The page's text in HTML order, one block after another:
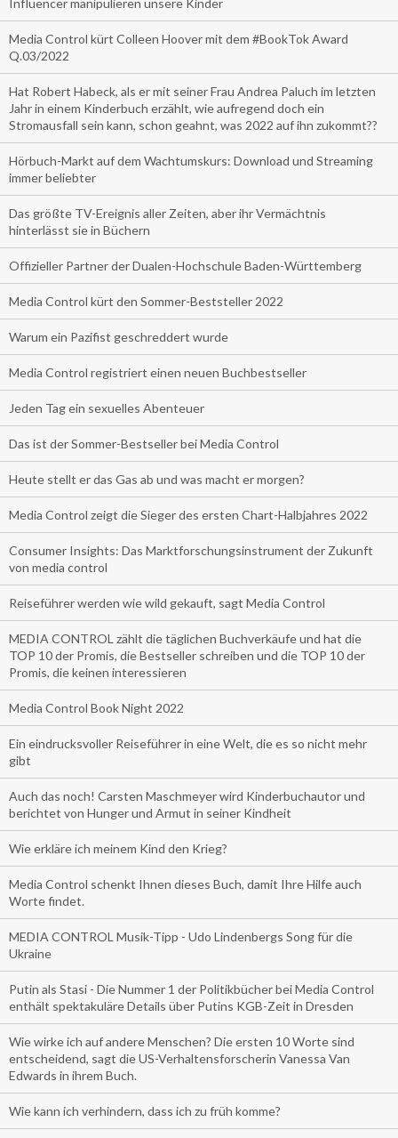
Influencer manipulieren unsere Kinder
Media Control kürt Colleen Hoover mit dem #BookTok Award
Q.03/2022
Hat Robert Habeck, als er mit seiner Frau Andrea Paluch im letzten
Jahr in einem Kinderbuch erzählt, wie aufregend doch ein
Stromausfall sein kann, schon geahnt, was 2022 auf ihn zukommt??
Hörbuch-Markt auf dem Wachtumskurs: Download und Streaming
immer beliebter
Das größte TV-Ereignis aller Zeiten, aber ihr Vermächtnis
hinterlässt sie in Büchern
Offizieller Partner der Dualen-Hochschule Baden-Württemberg
Media Control kürt den Sommer-Beststeller 2022
Warum ein Pazifist geschreddert wurde
Media Control registriert einen neuen Buchbestseller
Jeden Tag ein sexuelles Abenteuer
Das ist der Sommer-Bestseller bei Media Control
Heute stellt er das Gas ab und was macht er morgen?
Media Control zeigt die Sieger des ersten Chart-Halbjahres 2022
Consumer Insights: Das Marktforschungsinstrument der Zukunft
von media control
Reiseführer werden wie wild gekauft, sagt Media Control
MEDIA CONTROL zählt die täglichen Buchverkäufe und hat die
TOP 10 der Promis, die Bestseller schreiben und die TOP 10 der
Promis, die keinen interessieren
Media Control Book Night 2022
Ein eindrucksvoller Reiseführer in eine Welt, die es so nicht mehr
gibt
Auch das noch! Carsten Maschmeyer wird Kinderbuchautor und
berichtet von Hunger und Armut in seiner Kindheit
Wie erkläre ich meinem Kind den Krieg?
Media Control schenkt Ihnen dieses Buch, damit Ihre Hilfe auch
Worte findet.
MEDIA CONTROL Musik-Tipp - Udo Lindenbergs Song für die
Ukraine
Putin als Stasi - Die Nummer 1 der Politikbücher bei Media Control
enthält spektakuläre Details über Putins KGB-Zeit in Dresden
Wie wirke ich auf andere Menschen? Die ersten 10 Worte sind
entscheidend, sagt die US-Verhaltensforscherin Vanessa Van
Edwards in ihrem Buch.
Wie kann ich verhindern, dass ich zu früh komme?